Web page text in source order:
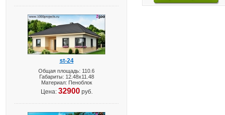
st-24
Общая площадь: 110.6
Габариты: 12.48х11.48
Материал: Пеноблок
Цена: 32900руб.